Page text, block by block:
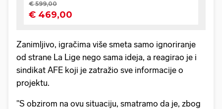
Zanimljivo, igračima više smeta samo ignoriranje
od strane La Lige nego sama ideja, a reagirao je i
sindikat AFE koji je zatražio sve informacije o
projektu.
"S obzirom na ovu situaciju, smatramo da je, zbog